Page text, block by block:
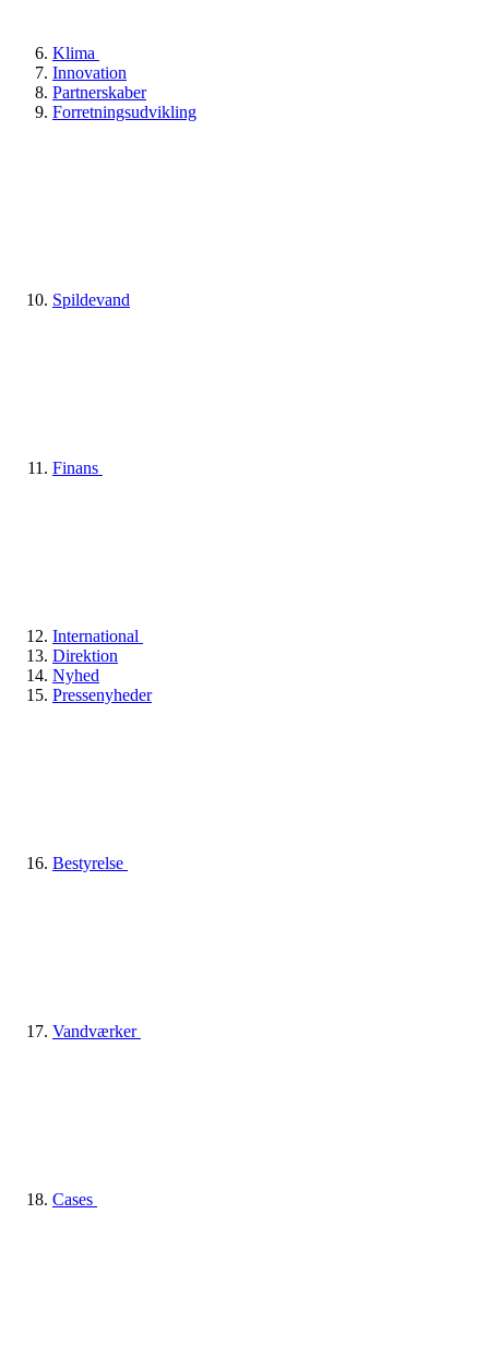
Klima
Innovation
Partnerskaber
Forretningsudvikling
Spildevand
Finans
International
Direktion
Nyhed
Pressenyheder
Bestyrelse
Vandværker
Cases